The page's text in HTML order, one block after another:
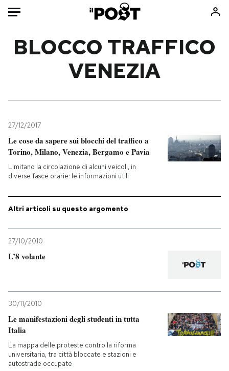
Mondo
Tecnologia
Internet
Cultura
Sport
Libri
Ok Boomer!
I MIEI PREFERITI
SHOP
BLOCCO TRAFFICO
VENEZIA
27/12/2017
Le cose da sapere sui blocchi del traffico a
Torino, Milano, Venezia, Bergamo e Pavia
Limitano la circolazione di alcuni veicoli, in
diverse fasce orarie: le informazioni utili
Altri articoli su questo argomento
27/10/2010
L’8 volante
30/11/2010
Le manifestazioni degli studenti in tutta
Italia
La mappa delle proteste contro la riforma
universitaria, tra città bloccate e stazioni e
autostrade occupate